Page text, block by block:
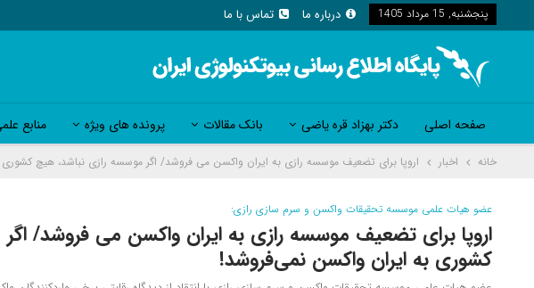
پنجشنبه, 15 مرداد 1405 درباره ما تماس با ما
صفحه اصلی دکتر بهزاد قره یاضی بانک مقالات پرونده های ویژه منابع
خانه اخبار اروپا برای تضعیف موسسه رازی به ایران واکسن می فروشد/ اگر موسسه رازی نباشد، هیچ
عضو هیات علمی موسسه تحقیقات واکسن و سرم سازی رازی:
اروپا برای تضعیف موسسه رازی به ایران واکسن می فروشد/
کشوری به ایران واکسن نمی‌فروشد!